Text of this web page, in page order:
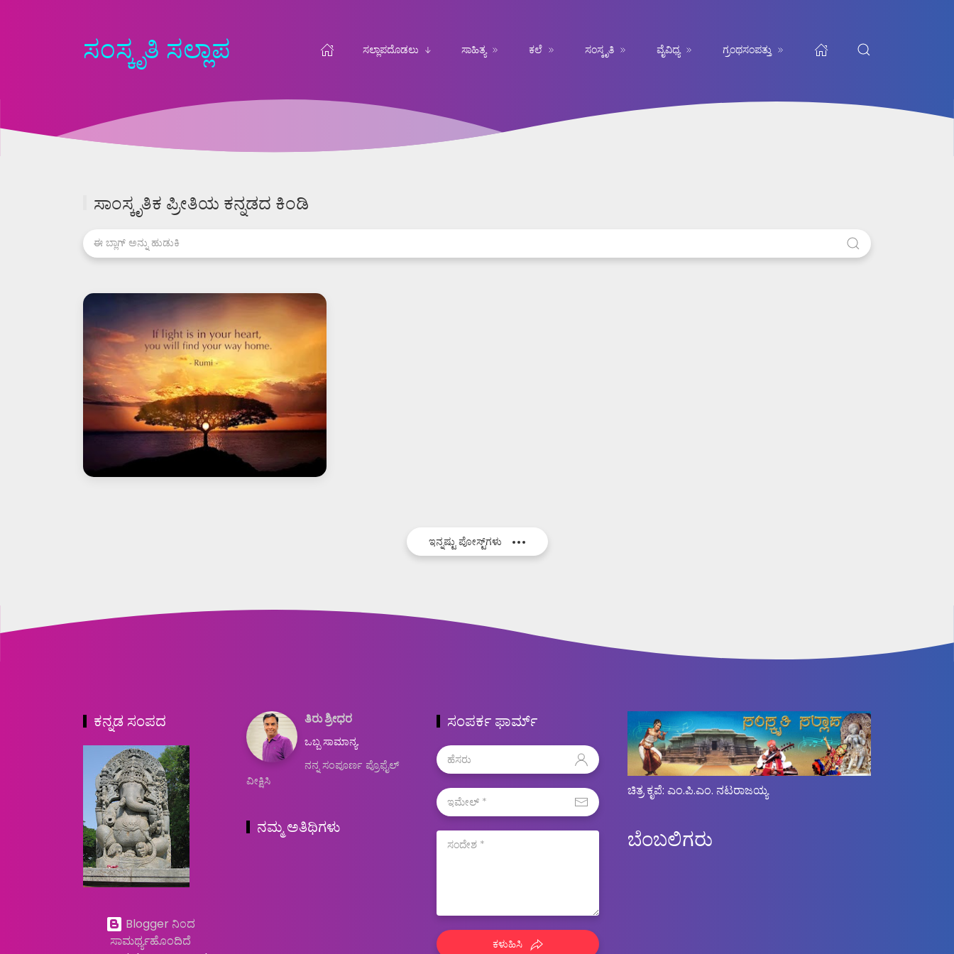
ಸಂಸ್ಕೃತಿ ಸಲ್ಲಾಪ ಸಲ್ಲಾಪದೊಡಲು ಸಾಹಿತ್ಯ ಕಲೆ ಸಂಸ್ಕೃತಿ ವೈವಿಧ್ಯ ಗ್ರಂಥಸಂಪತ್ತು
ಸಾಂಸ್ಕೃತಿಕ ಪ್ರೀತಿಯ ಕನ್ನಡದ ಕಿಂಡಿ
ಇನ್ನಷ್ಟು ಪೋಸ್ಟ್‌ಗಳು
ಕನ್ನಡ ಸಂಪದ
Blogger ನಿಂದ
ಸಾಮರ್ಥ್ಯಹೊಂದಿದೆ
ತಿರು ಶ್ರೀಧರ
ಒಬ್ಬ ಸಾಮಾನ್ಯ.
ನನ್ನ ಸಂಪೂರ್ಣ ಪ್ರೊಫೈಲ್
ವೀಕ್ಷಿಸಿ
ನಮ್ಮ ಅತಿಥಿಗಳು
ಸಂಪರ್ಕ ಫಾರ್ಮ್
ಕಳುಹಿಸಿ
ಚಿತ್ರ ಕೃಪೆ: ಎಂ.ಪಿ.ಎಂ. ನಟರಾಜಯ್ಯ
ಬೆಂಬಲಿಗರು